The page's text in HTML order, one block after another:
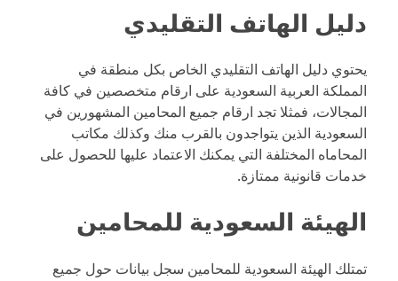
دليل الهاتف التقليدي
يحتوي دليل الهاتف التقليدي الخاص بكل منطقة في
المملكة العربية السعودية على ارقام متخصصين في كافة
المجالات، فمثلا تجد ارقام جميع المحامين المشهورين في
السعودية الذين يتواجدون بالقرب منك وكذلك مكاتب
المحاماه المختلفة التي يمكنك الاعتماد عليها للحصول على
خدمات قانونية ممتازة.
الهيئة السعودية للمحامين
تمتلك الهيئة السعودية للمحامين سجل بيانات حول جميع